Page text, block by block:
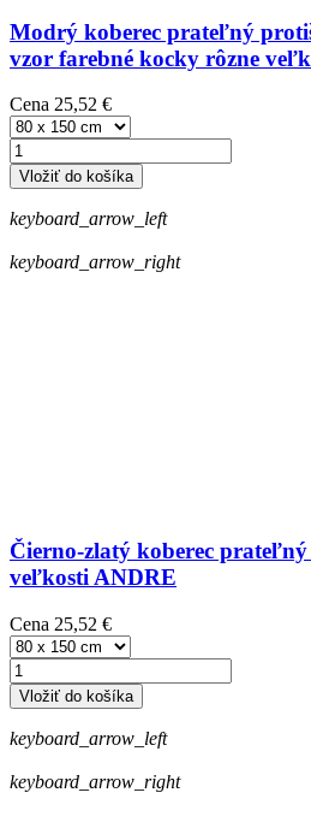
Modrý koberec prateľný
vzor farebné kocky rôzne
Cena 25,52 €
Vložiť do košíka
keyboard_arrow_left
keyboard_arrow_right
Čierno-zlatý koberec
veľkosti ANDRE
Cena 25,52 €
Vložiť do košíka
keyboard_arrow_left
keyboard_arrow_right